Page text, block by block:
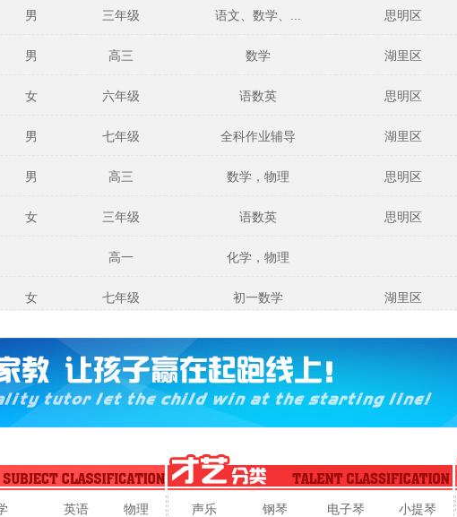
男 三年级 语文、数学、... 思明区
男 高三 数学 湖里区
女 六年级 语数英 思明区
男 七年级 全科作业辅导 湖里区
男 高三 数学，物理 思明区
女 三年级 语数英 思明区
高一 化学，物理
女 七年级 初一数学 湖里区
英语
物理
声乐 钢琴 电子琴
小提琴